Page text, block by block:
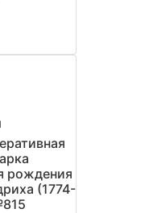
рождения
(1774-